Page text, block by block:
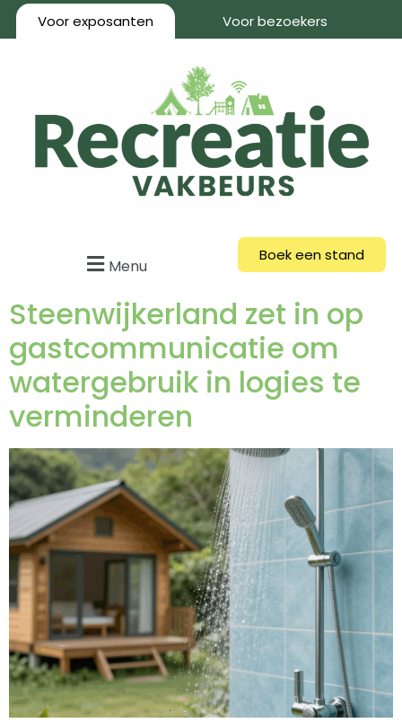
Voor exposanten Voor bezoekers
Menu
Boek een stand
Steenwijkerland zet in op
gastcommunicatie om
watergebruik in logies te
verminderen